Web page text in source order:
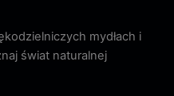
mydłach i
świat naturalnej